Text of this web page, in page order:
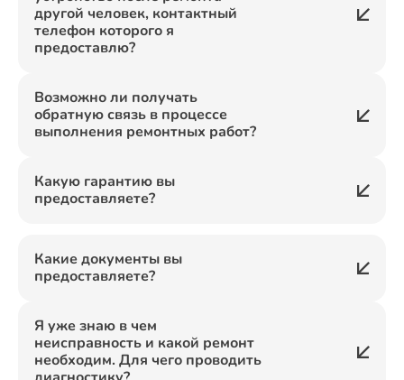
другой человек, контактный
телефон которого я
предоставлю?
Возможно ли получать
обратную связь в процессе
выполнения ремонтных работ?
Какую гарантию вы
предоставляете?
Какие документы вы
предоставляете?
Я уже знаю в чем
неисправность и какой ремонт
необходим. Для чего проводить